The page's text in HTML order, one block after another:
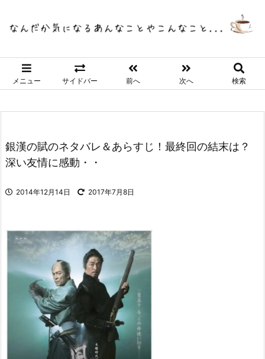
メニュー サイドバー 前へ 次へ 検索
銀漢の賦のネタバレ＆あらすじ！最終回の結末は？
深い友情に感動・・
2014年12月14日 2017年7月8日